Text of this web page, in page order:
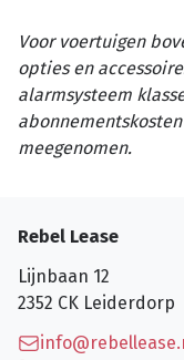
Voor voertuigen
opties en
alarmsysteem
meegenomen.
Rebel Lease
Lijnbaan 12
2352 CK Leiderdorp